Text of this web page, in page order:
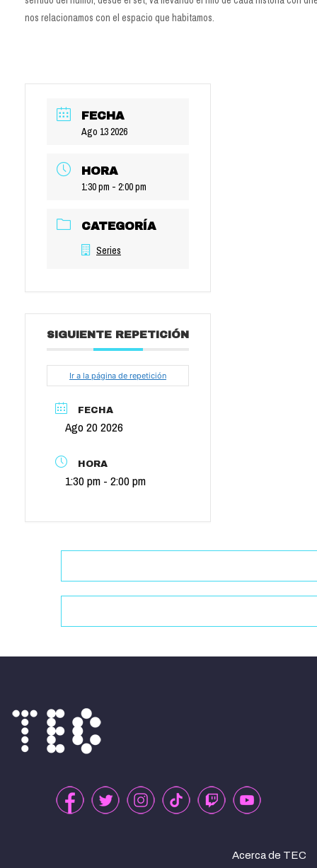
nos relacionamos con el espacio que habitamos.
FECHA
Ago 13 2026
HORA
1:30 pm - 2:00 pm
CATEGORÍA
Series
SIGUIENTE REPETICIÓN
Ir a la página de repetición
FECHA
Ago 20 2026
HORA
1:30 pm - 2:00 pm
Acerca de TEC